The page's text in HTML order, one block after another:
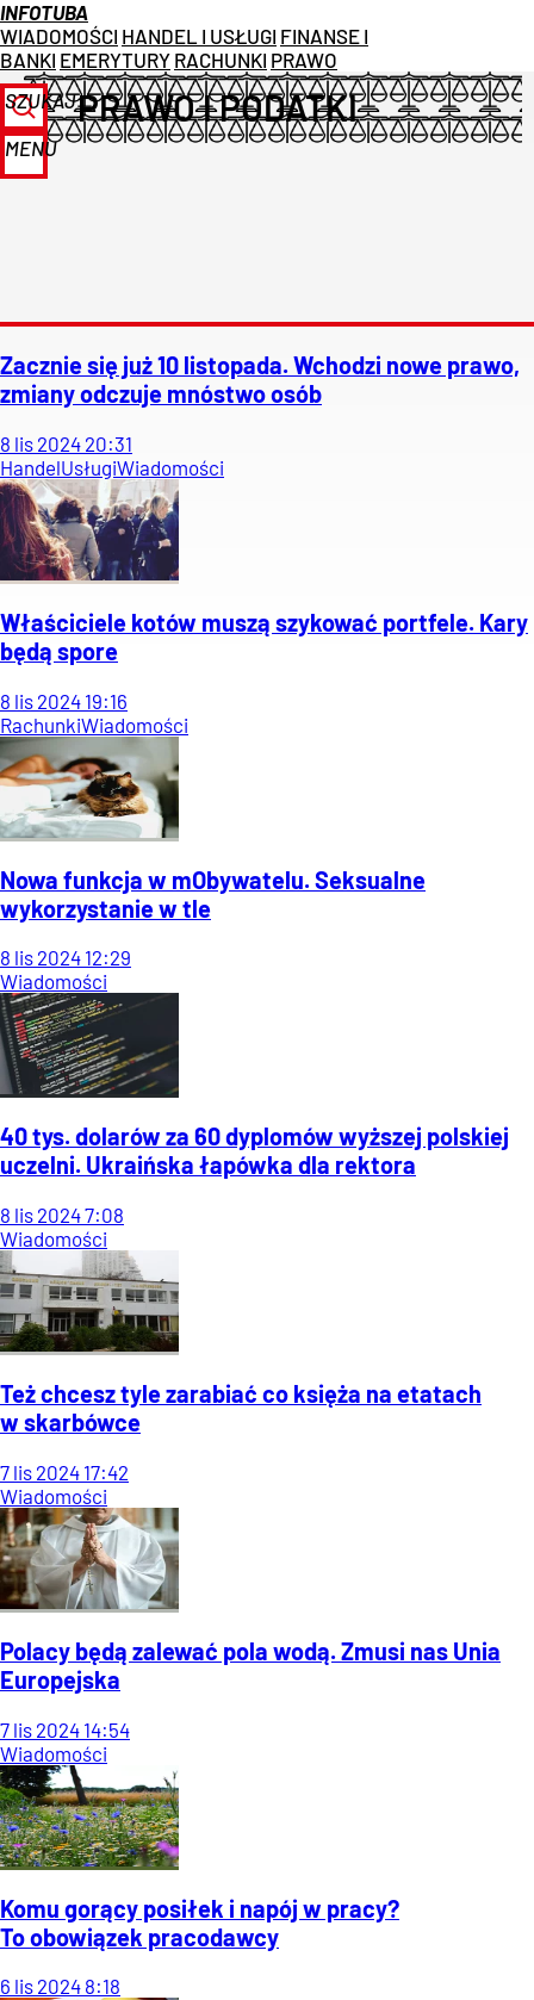
INFOTUBA
WIADOMOŚCI HANDEL I USŁUGI FINANSE I
BANKI EMERYTURY RACHUNKI PRAWO
SZUKAJ
MENU
PRAWO I PODATKI
Zacznie się już 10 listopada. Wchodzi nowe prawo,
zmiany odczuje mnóstwo osób
8 lis 2024 20:31
HandelUsługiWiadomości
Właściciele kotów muszą szykować portfele. Kary
będą spore
8 lis 2024 19:16
RachunkiWiadomości
Nowa funkcja w mObywatelu. Seksualne
wykorzystanie w tle
8 lis 2024 12:29
Wiadomości
40 tys. dolarów za 60 dyplomów wyższej polskiej
uczelni. Ukraińska łapówka dla rektora
8 lis 20247:08
Wiadomości
Też chcesz tyle zarabiać co księża na etatach
w skarbówce
7 lis 2024 17:42
Wiadomości
Polacy będą zalewać pola wodą. Zmusi nas Unia
Europejska
7 lis 2024 14:54
Wiadomości
Komu gorący posiłek i napój w pracy?
To obowiązek pracodawcy
6 lis 2024 8:18